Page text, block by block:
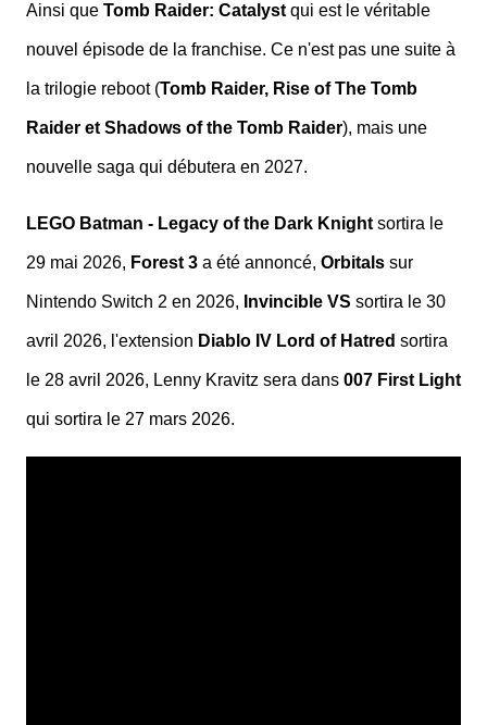
Ainsi que Tomb Raider: Catalyst qui est le véritable
nouvel épisode de la franchise. Ce n'est pas une suite à
la trilogie reboot (Tomb Raider, Rise of The Tomb
Raider et Shadows of the Tomb Raider), mais une
nouvelle saga qui débutera en 2027.
LEGO Batman - Legacy of the Dark Knight sortira le
29 mai 2026, Forest 3 a été annoncé, Orbitals sur
Nintendo Switch 2 en 2026, Invincible VS sortira le 30
avril 2026, l'extension Diablo IV Lord of Hatred sortira
le 28 avril 2026, Lenny Kravitz sera dans 007 First Light
qui sortira le 27 mars 2026.